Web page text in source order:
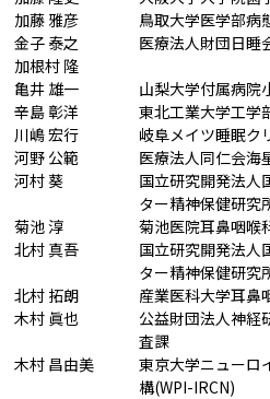
加藤 雅彦
鳥取大学医学部病
金子 泰之
医療法人財団日睡
加根村 隆
亀井 雄一
山梨大学付属病院
辛島 彰洋
東北工業大学工学
川嶋 宏行
岐阜メイツ睡眠ク
河野 公範
医療法人同仁会海
河村 葵
国立研究開発法人
ター精神保健研究
菊池 淳
菊池医院耳鼻咽喉
北村 真吾
国立研究開発法人
ター精神保健研究
北村 拓朗
産業医科大学耳鼻
木村 眞也
公益財団法人神経
査課
木村 昌由美
東京大学ニューロ
構(WPI-IRCN)